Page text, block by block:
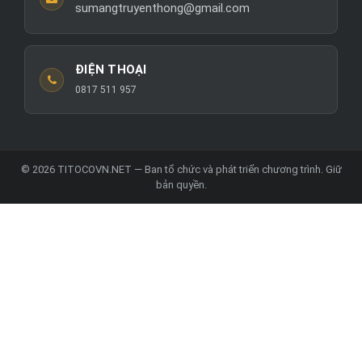
sumangtruyenthong@gmail.com
ĐIỆN THOẠI
0817 511 957
© 2026 TITOCOVN.NET — Ban tổ chức và phát triển chương trình. Giữ
bản quyền.